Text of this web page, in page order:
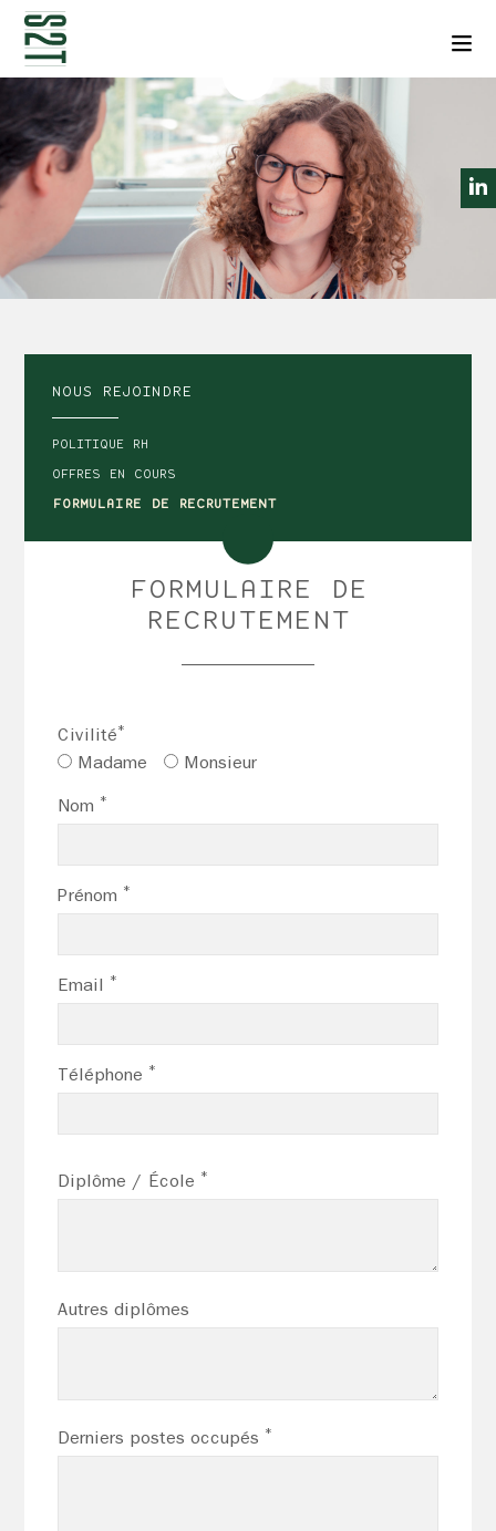
NEWSLETTERS
CONTACT
NOUS REJOINDRE
POLITIQUE RH
OFFRES EN COURS
FORMULAIRE DE RECRUTEMENT
FORMULAIRE DE
RECRUTEMENT
Civilité*
Madame Monsieur
Nom *
Prénom *
Email *
Téléphone *
Diplôme / École *
Autres diplômes
Derniers postes occupés *